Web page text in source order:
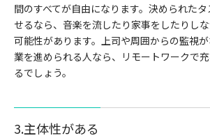
間のすべてが自由になります。決められた
せるなら、音楽を流したり家事をしたりし
可能性があります。上司や周囲からの監視
業を進められる人なら、リモートワークで
るでしょう。
3.主体性がある